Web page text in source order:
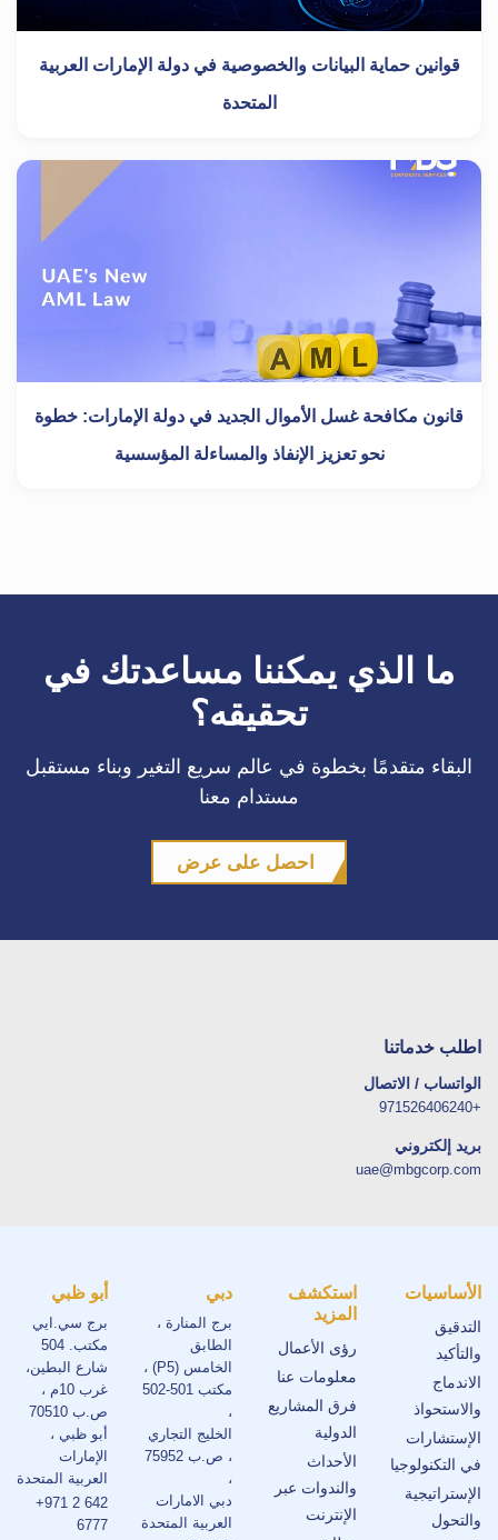
قوانين حماية البيانات والخصوصية في دولة الإمارات العربية
المتحدة
قانون مكافحة غسل الأموال الجديد في دولة الإمارات: خطوة
نحو تعزيز الإنفاذ والمساءلة المؤسسية
ما الذي يمكننا مساعدتك في
تحقيقه؟
البقاء متقدمًا بخطوة في عالم سريع التغير وبناء مستقبل
مستدام معنا
احصل على عرض
اطلب خدماتنا
الواتساب / الاتصال
+971526406240
بريد إلكتروني
uae@mbgcorp.com
الأساسيات
التدقيق
والتأكيد
الاندماج
والاستحواذ
الإستشارات
في التكنولوجيا
الإستراتيجية
والتحول
استكشف
المزيد
رؤى الأعمال
معلومات عنا
فرق المشاريع
الدولية
الأحداث
والندوات عبر
الإنترنت
دبي
برج المنارة ،
الطابق
الخامس (P5) ،
مكتب 501-502
،
الخليج التجاري
، ص.ب 75952
،
دبي الامارات
العربية المتحدة
أبو ظبي
برج سي.ايي
مكتب. 504
شارع البطين،
غرب 10م ،
ص.ب 70510
أبو ظبي ،
الإمارات
العربية المتحدة
+971 2 642
6777